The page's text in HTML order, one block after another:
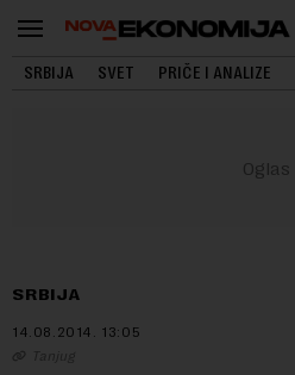
SRBIJA SVET PRIČE I ANALIZE
SRBIJA
14.08.2014. 13:05
Tanjug